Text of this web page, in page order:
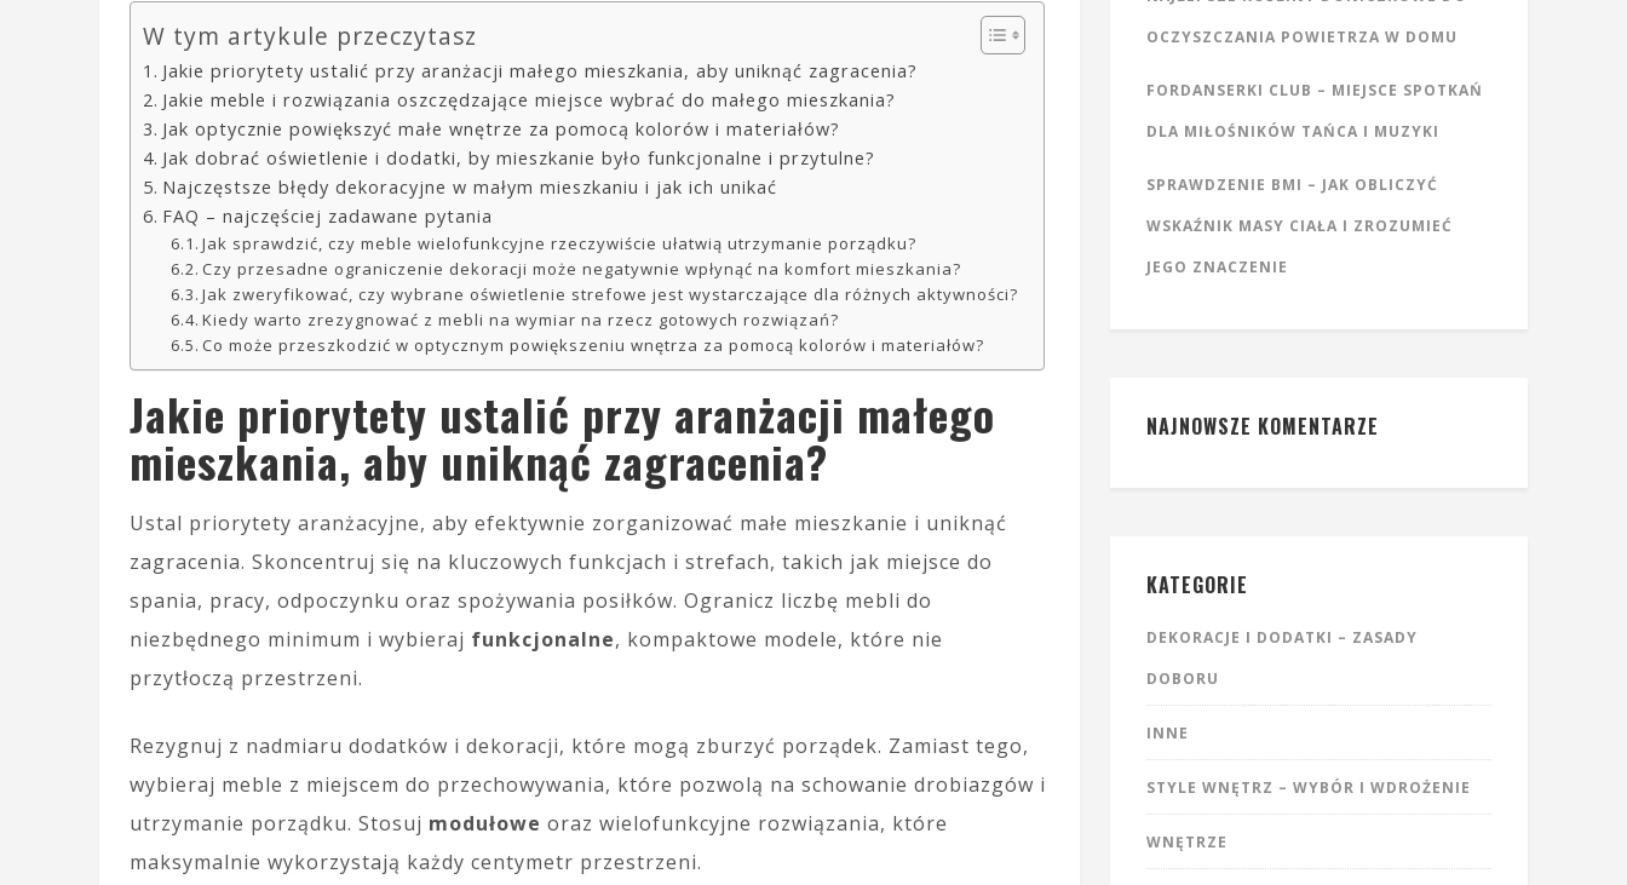
W tym artykule przeczytasz
Jakie priorytety ustalić przy aranżacji małego mieszkania, aby uniknąć zagracenia?
Jakie meble i rozwiązania oszczędzające miejsce wybrać do małego mieszkania?
Jak optycznie powiększyć małe wnętrze za pomocą kolorów i materiałów?
Jak dobrać oświetlenie i dodatki, by mieszkanie było funkcjonalne i przytulne?
Najczęstsze błędy dekoracyjne w małym mieszkaniu i jak ich unikać
FAQ – najczęściej zadawane pytania
Jak sprawdzić, czy meble wielofunkcyjne rzeczywiście ułatwią utrzymanie porządku?
Czy przesadne ograniczenie dekoracji może negatywnie wpłynąć na komfort mieszkania?
Jak zweryfikować, czy wybrane oświetlenie strefowe jest wystarczające dla różnych aktywności?
Kiedy warto zrezygnować z mebli na wymiar na rzecz gotowych rozwiązań?
Co może przeszkodzić w optycznym powiększeniu wnętrza za pomocą kolorów i materiałów?
Jakie priorytety ustalić przy aranżacji małego
mieszkania, aby uniknąć zagracenia?
Ustal priorytety aranżacyjne, aby efektywnie zorganizować małe mieszkanie i uniknąć
zagracenia. Skoncentruj się na kluczowych funkcjach i strefach, takich jak miejsce do
spania, pracy, odpoczynku oraz spożywania posiłków. Ogranicz liczbę mebli do
niezbędnego minimum i wybieraj funkcjonalne, kompaktowe modele, które nie
przytłoczą przestrzeni.
Rezygnuj z nadmiaru dodatków i dekoracji, które mogą zburzyć porządek. Zamiast tego,
wybieraj meble z miejscem do przechowywania, które pozwolą na schowanie drobiazgów i
utrzymanie porządku. Stosuj modułowe oraz wielofunkcyjne rozwiązania, które
maksymalnie wykorzystają każdy centymetr przestrzeni.
OCZYSZCZANIA POWIETRZA W DOMU
FORDANSERKI CLUB – MIEJSCE SPOTKAŃ
DLA MIŁOŚNIKÓW TAŃCA I MUZYKI
SPRAWDZENIE BMI – JAK OBLICZYĆ
WSKAŹNIK MASY CIAŁA I ZROZUMIEĆ
JEGO ZNACZENIE
NAJNOWSZE KOMENTARZE
KATEGORIE
DEKORACJE I DODATKI – ZASADY
DOBORU
INNE
STYLE WNĘTRZ – WYBÓR I WDROŻENIE
WNĘTRZE